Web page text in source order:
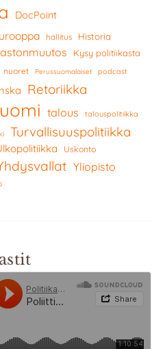
DocPoint
hallitus Historia
Kysy politiikasta
nuoret Perussuomalaiset podcast
Retoriikka
talous talouspolitiikka
Turvallisuuspolitiikka
Uskonto
Yliopisto